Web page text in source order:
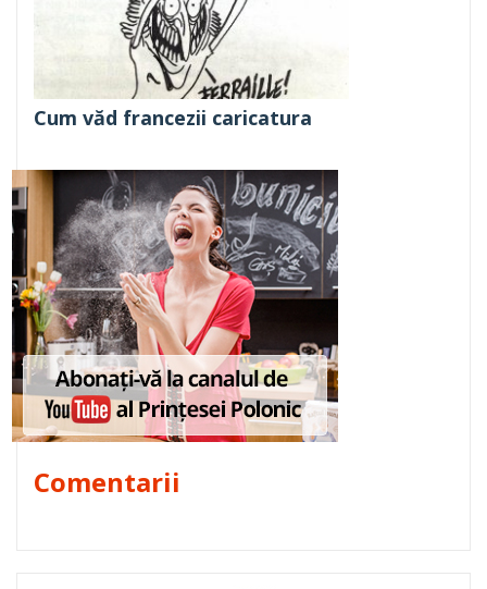
Cum văd francezii caricatura
Comentarii